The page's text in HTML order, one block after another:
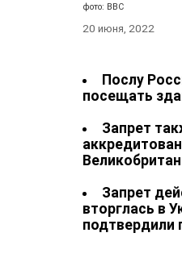
фото: BBC
20 июня, 2022
Послу
посещать
Запрет
Запрет
вторглась в
подтвердили